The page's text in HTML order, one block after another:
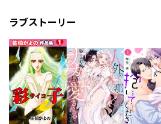
ラブストーリー